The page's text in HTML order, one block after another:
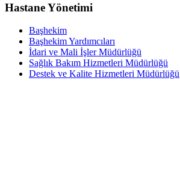
Hastane Yönetimi
Başhekim
Başhekim Yardımcıları
İdari ve Mali İşler Müdürlüğü
Sağlık Bakım Hizmetleri Müdürlüğü
Destek ve Kalite Hizmetleri Müdürlüğü